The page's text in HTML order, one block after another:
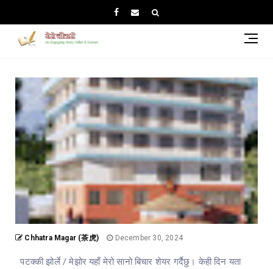
Chhatra Magar (茶虎) December 30, 2024
पटक्की झोर्ले / मेझोर यहाँ मेरो सानो बिचार शेयर गर्दैछु। केही दिन यता